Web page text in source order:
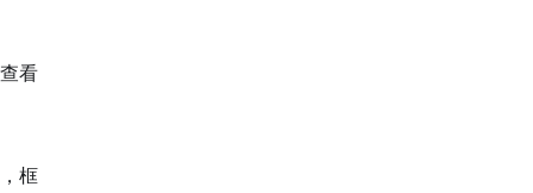
看
框